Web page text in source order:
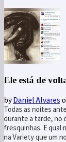
Ele está de
byDaniel Alvares
Todas as noites
durante a tarde, no
fresquinhas. E qual
na Variety que um